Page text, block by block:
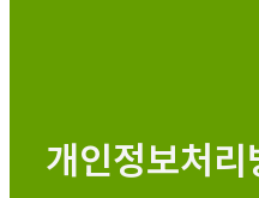
개인정보처리